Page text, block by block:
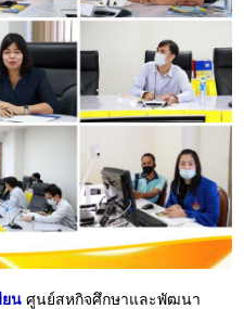
ยน ศูนย์สหกิจศึกษาและพัฒนา